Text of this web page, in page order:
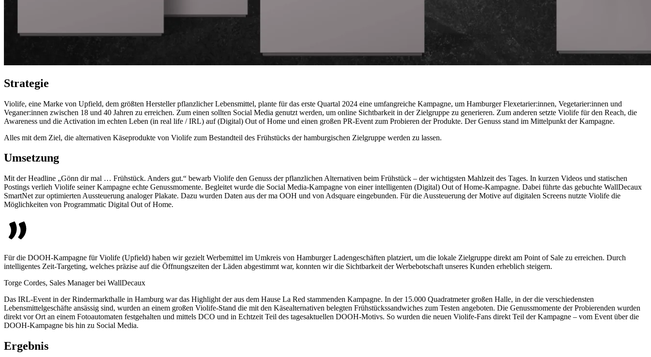
Strategie
Violife, eine Marke von Upfield, dem größten Hersteller pflanzlicher Lebensmittel, plante für das erste Quartal 2024 eine umfangreiche Kampagne, um Hamburger Flexetarier:innen, Vegetarier:innen und
Veganer:innen zwischen 18 und 40 Jahren zu erreichen. Zum einen sollten Social Media genutzt werden, um online Sichtbarkeit in der Zielgruppe zu generieren. Zum anderen setzte Violife für den Reach, die
Awareness und die Activation im echten Leben (in real life / IRL) auf (Digital) Out of Home und einen großen PR-Event zum Probieren der Produkte. Der Genuss stand im Mittelpunkt der Kampagne.
Alles mit dem Ziel, die alternativen Käseprodukte von Violife zum Bestandteil des Frühstücks der hamburgischen Zielgruppe werden zu lassen.
Umsetzung
Mit der Headline „Gönn dir mal … Frühstück. Anders gut.“ bewarb Violife den Genuss der pflanzlichen Alternativen beim Frühstück – der wichtigsten Mahlzeit des Tages. In kurzen Videos und statischen
Postings verlieh Violife seiner Kampagne echte Genussmomente. Begleitet wurde die Social Media-Kampagne von einer intelligenten (Digital) Out of Home-Kampagne. Dabei führte das gebuchte WallDecaux
SmartNet zur optimierten Aussteuerung analoger Plakate. Dazu wurden Daten aus der ma OOH und von Adsquare eingebunden. Für die Aussteuerung der Motive auf digitalen Screens nutzte Violife die
Möglichkeiten von Programmatic Digital Out of Home.
Für die DOOH-Kampagne für Violife (Upfield) haben wir gezielt Werbemittel im Umkreis von Hamburger Ladengeschäften platziert, um die lokale Zielgruppe direkt am Point of Sale zu erreichen. Durch
intelligentes Zeit-Targeting, welches präzise auf die Öffnungszeiten der Läden abgestimmt war, konnten wir die Sichtbarkeit der Werbebotschaft unseres Kunden erheblich steigern.
Torge Cordes, Sales Manager bei WallDecaux
Das IRL-Event in der Rindermarkthalle in Hamburg war das Highlight der aus dem Hause La Red stammenden Kampagne. In der 15.000 Quadratmeter großen Halle, in der die verschiedensten
Lebensmittelgeschäfte ansässig sind, wurden an einem großen Violife-Stand die mit den Käsealternativen belegten Frühstückssandwiches zum Testen angeboten. Die Genussmomente der Probierenden wurden
direkt vor Ort an einem Fotoautomaten festgehalten und mittels DCO und in Echtzeit Teil des tagesaktuellen DOOH-Motivs. So wurden die neuen Violife-Fans direkt Teil der Kampagne – vom Event über die
DOOH-Kampagne bis hin zu Social Media.
Ergebnis